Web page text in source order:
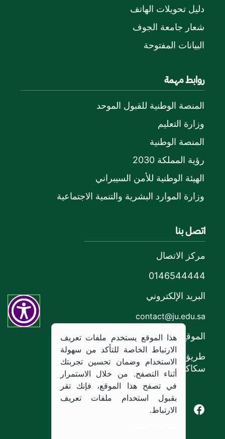
دليل تحويلات الهاتف
شعار جامعة الجوف
البيانات المفتوحة
روابط مهمة
المنصة الوطنية للقبول الموحد
وزارة التعليم
المنصة الوطنية
رؤية المملكة 2030
الهيئة الوطنية للأمن السيبراني
وزارة الموارد البشرية والتنمية الاجتماعية
اتصل بنا
مركز الاتصال
0146544444
البريد الإلكتروني
contact@ju.edu.sa
الموقع
طريق الملك خالد،
سكاكا, المملكة العربية السعودية.
Facebook of Jouf University
X of Jouf University
هذا الموقع يستخدم ملفات تعريف
الارتباط الخاصة للتأكد من سهولة
الاستخدام وضمان تحسين تجربتك
أثناء التصفح. من خلال الاستمرار
في تصفح هذا الموقع، فإنك تقر
بقبول استخدام ملفات تعريف
الارتباط.